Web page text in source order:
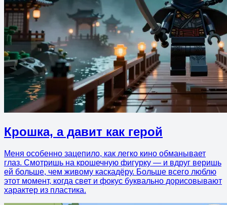
Крошка, а давит как герой
Меня особенно зацепило, как легко кино обманывает
глаз. Смотришь на крошечную фигурку — и вдруг веришь
ей больше, чем живому каскадёру. Больше всего люблю
этот момент, когда свет и фокус буквально дорисовывают
характер из пластика.